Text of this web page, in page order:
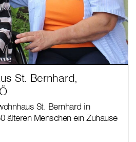
St. Bernhard,
St. Bernhard in
älteren Menschen ein Zuhause